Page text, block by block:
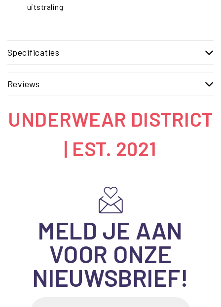
uitstraling
Specificaties
Reviews
UNDERWEAR DISTRICT
| EST. 2021
MELD JE AAN
VOOR ONZE
NIEUWSBRIEF!